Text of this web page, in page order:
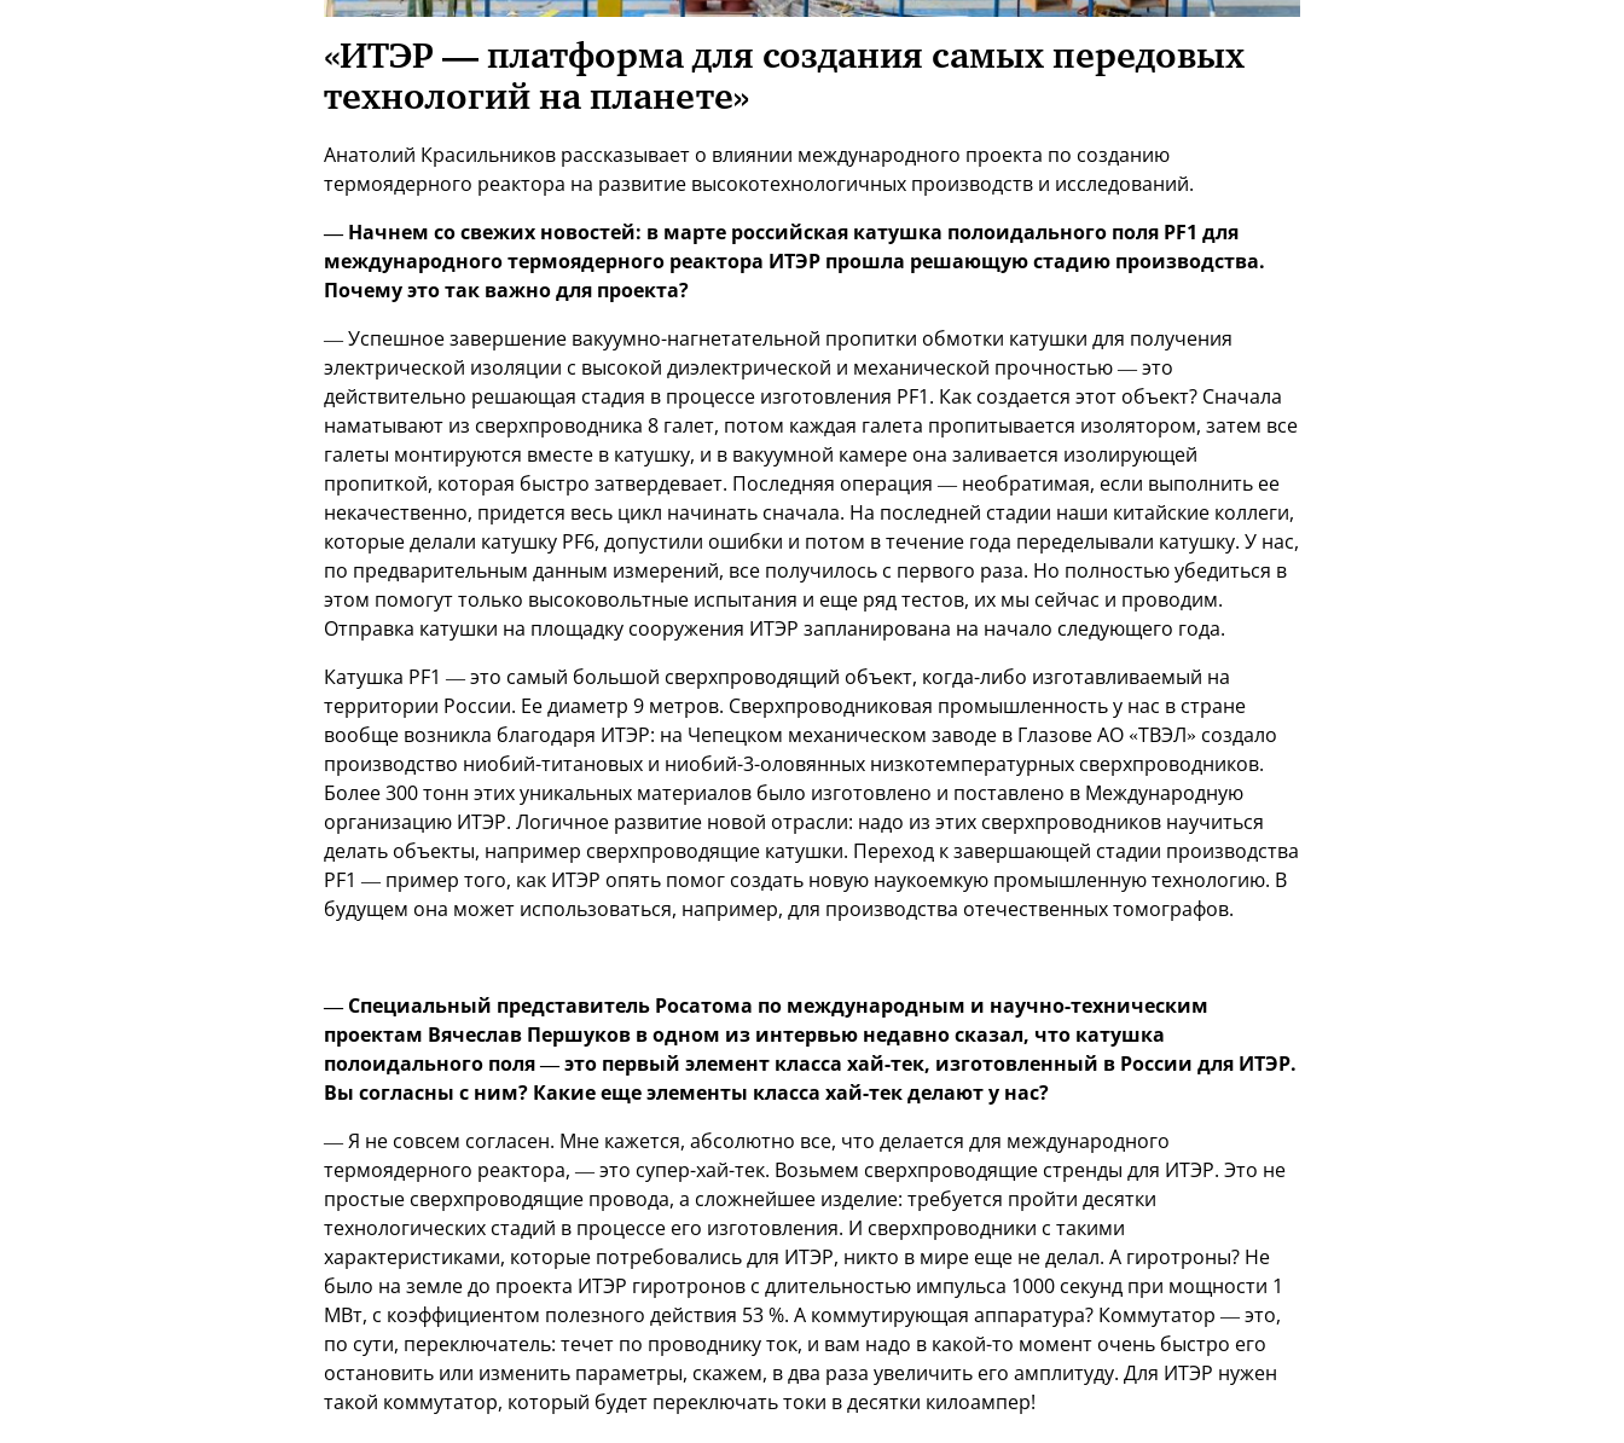
«ИТЭР — платформа для создания самых передовых
технологий на планете»
Анатолий Красильников рассказывает о влиянии международного проекта по созданию
термоядерного реактора на развитие высокотехнологичных производств и исследований.
— Начнем со свежих новостей: в марте российская катушка полоидального поля PF1 для
международного термоядерного реактора ИТЭР прошла решающую стадию производства.
Почему это так важно для проекта?
— Успешное завершение вакуумно-нагнетательной пропитки обмотки катушки для получения
электрической изоляции с высокой диэлектрической и механической прочностью — это
действительно решающая стадия в процессе изготовления PF1. Как создается этот объект? Сначала
наматывают из сверхпроводника 8 галет, потом каждая галета пропитывается изолятором, затем все
галеты монтируются вместе в катушку, и в вакуумной камере она заливается изолирующей
пропиткой, которая быстро затвердевает. Последняя операция — необратимая, если выполнить ее
некачественно, придется весь цикл начинать сначала. На последней стадии наши китайские коллеги,
которые делали катушку PF6, допустили ошибки и потом в течение года переделывали катушку. У нас,
по предварительным данным измерений, все получилось с первого раза. Но полностью убедиться в
этом помогут только высоковольтные испытания и еще ряд тестов, их мы сейчас и проводим.
Отправка катушки на площадку сооружения ИТЭР запланирована на начало следующего года.
Катушка PF1 — это самый большой сверхпроводящий объект, когда-либо изготавливаемый на
территории России. Ее диаметр 9 метров. Сверхпроводниковая промышленность у нас в стране
вообще возникла благодаря ИТЭР: на Чепецком механическом заводе в Глазове АО «ТВЭЛ» создало
производство ниобий-титановых и ниобий-3-оловянных низкотемпературных сверхпроводников.
Более 300 тонн этих уникальных материалов было изготовлено и поставлено в Международную
организацию ИТЭР. Логичное развитие новой отрасли: надо из этих сверхпроводников научиться
делать объекты, например сверхпроводящие катушки. Переход к завершающей стадии производства
PF1 — пример того, как ИТЭР опять помог создать новую наукоемкую промышленную технологию. В
будущем она может использоваться, например, для производства отечественных томографов.
— Специальный представитель Росатома по международным и научно-техническим
проектам Вячеслав Першуков в одном из интервью недавно сказал, что катушка
полоидального поля — это первый элемент класса хай-тек, изготовленный в России для ИТЭР.
Вы согласны с ним? Какие еще элементы класса хай-тек делают у нас?
— Я не совсем согласен. Мне кажется, абсолютно все, что делается для международного
термоядерного реактора, — это супер-хай-тек. Возьмем сверхпроводящие стренды для ИТЭР. Это не
простые сверхпроводящие провода, а сложнейшее изделие: требуется пройти десятки
технологических стадий в процессе его изготовления. И сверхпроводники с такими
характеристиками, которые потребовались для ИТЭР, никто в мире еще не делал. А гиротроны? Не
было на земле до проекта ИТЭР гиротронов с длительностью импульса 1000 секунд при мощности 1
МВт, с коэффициентом полезного действия 53 %. А коммутирующая аппаратура? Коммутатор — это,
по сути, переключатель: течет по проводнику ток, и вам надо в какой-то момент очень быстро его
остановить или изменить параметры, скажем, в два раза увеличить его амплитуду. Для ИТЭР нужен
такой коммутатор, который будет переключать токи в десятки килоампер!